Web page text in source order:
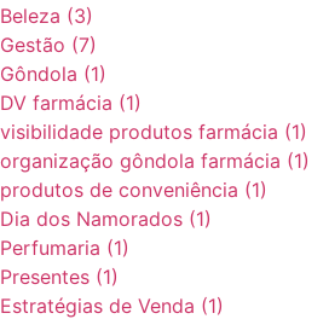
Beleza (3)
Gestão (7)
Gôndola (1)
DV farmácia (1)
visibilidade produtos farmácia (1)
organização gôndola farmácia (1)
produtos de conveniência (1)
Dia dos Namorados (1)
Perfumaria (1)
Presentes (1)
Estratégias de Venda (1)